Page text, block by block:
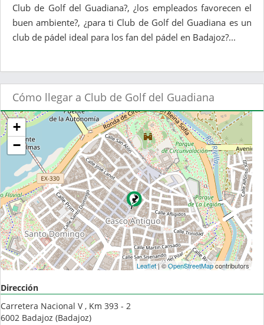
Club de Golf del Guadiana?, ¿los empleados favorecen el
buen ambiente?, ¿para ti Club de Golf del Guadiana es un
club de pádel ideal para los fan del pádel en Badajoz?...
Cómo llegar a Club de Golf del Guadiana
+
−
Leaflet| ©OpenStreetMapcontributors
Dirección
Carretera Nacional V , Km 393 - 2
6002 Badajoz (Badajoz)